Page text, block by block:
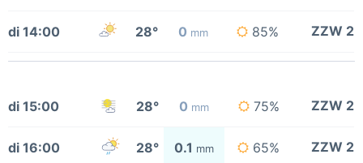
di 14:00 28° 0 mm 85% ZZW 2
di 15:00 28° 0 mm 75% ZZW 2
di 16:00 28° 0.1 mm 65% ZZW 2